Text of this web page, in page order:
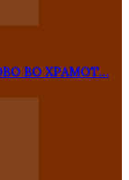
ВО ХРАМОТ…